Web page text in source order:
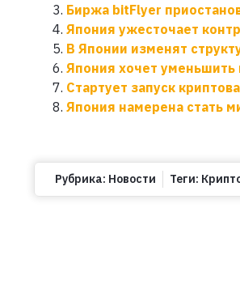
Биржа bitFlyer
Япония ужесточает
В Японии изменят
Япония хочет уменьшить
Стартует запуск
Япония намерена стать
Рубрика: Новости Теги: